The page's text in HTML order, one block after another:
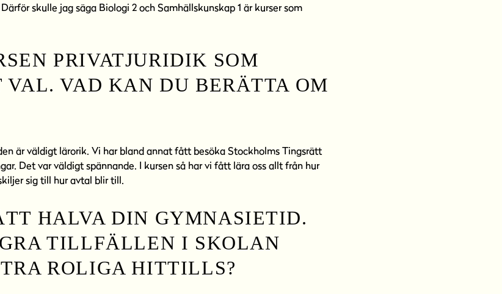
skulle jag säga Biologi 2 och Samhällskunskap 1 är kurser som
PRIVATJURIDIK SOM
VAD KAN DU BERÄTTA OM
är väldigt lärorik. Vi har bland annat fått besöka Stockholms Tingsrätt
Det var väldigt spännande. I kursen så har vi fått lära oss allt från hur
sig till hur avtal blir till.
HALVA DIN GYMNASIETID.
TILLFÄLLEN I SKOLAN
ROLIGA HITTILLS?